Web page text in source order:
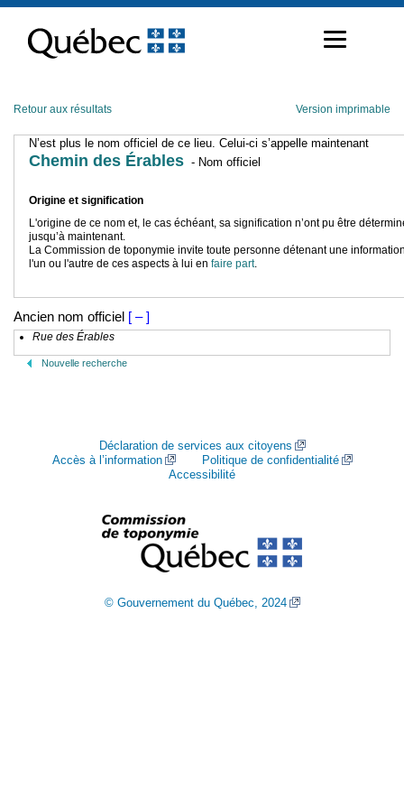
contenu
Retour aux résultats Version imprimable
N’est plus le nom officiel de ce lieu. Celui-ci s’appelle maintenant
Chemin des Érables - Nom officiel
Origine et signification
L'origine de ce nom et, le cas échéant, sa signification n’ont pu être
jusqu’à maintenant.
La Commission de toponymie invite toute personne détenant une
l'un ou l'autre de ces aspects à lui en faire part.
Ancien nom officiel [ – ]
Rue des Érables
Nouvelle recherche
Déclaration de services aux citoyens
Accès à l’information
Politique de confidentialité
Accessibilité
© Gouvernement du Québec, 2024